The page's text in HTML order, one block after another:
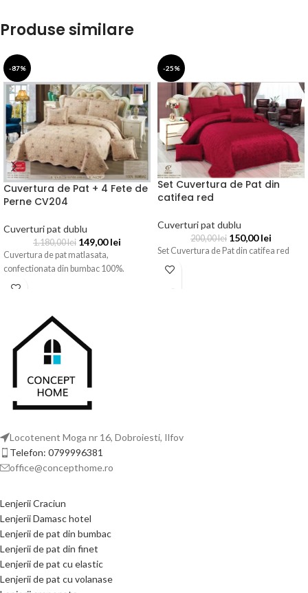
Produse similare
-87%
Cuvertura de Pat + 4 Fete de
Perne CV204
Cuverturi pat dublu
1.180,00lei 149,00lei
Cuvertura de pat matlasata,
confectionata din bumbac 100%.
-25%
Set Cuvertura de Pat din
catifea red
Cuverturi pat dublu
200,00lei 150,00lei
Set Cuvertura de Pat din catifea red
Locotenent Moga nr 16, Dobroiesti, Ilfov
Telefon: 0799996381
office@concepthome.ro
Lenjerii Craciun
Lenjerii Damasc hotel
Lenjerii de pat din bumbac
Lenjerii de pat din finet
Lenjerii de pat cu elastic
Lenjerii de pat cu volanase